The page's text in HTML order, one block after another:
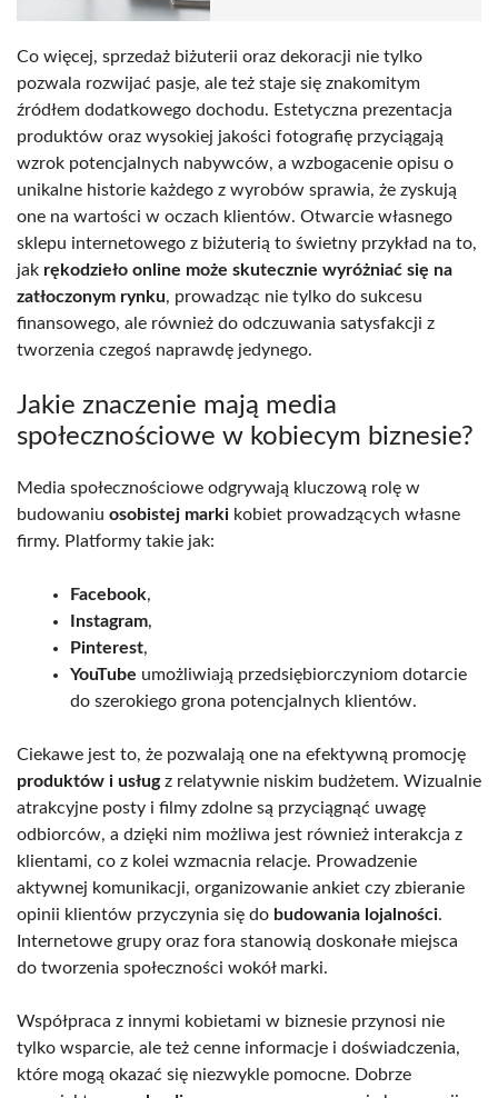
Co więcej, sprzedaż biżuterii oraz dekoracji nie tylko
pozwala rozwijać pasje, ale też staje się znakomitym
źródłem dodatkowego dochodu. Estetyczna prezentacja
produktów oraz wysokiej jakości fotografię przyciągają
wzrok potencjalnych nabywców, a wzbogacenie opisu o
unikalne historie każdego z wyrobów sprawia, że zyskują
one na wartości w oczach klientów. Otwarcie własnego
sklepu internetowego z biżuterią to świetny przykład na to,
jak rękodzieło online może skutecznie wyróżniać się na
zatłoczonym rynku, prowadząc nie tylko do sukcesu
finansowego, ale również do odczuwania satysfakcji z
tworzenia czegoś naprawdę jedynego.
Jakie znaczenie mają media
społecznościowe w kobiecym biznesie?
Media społecznościowe odgrywają kluczową rolę w
budowaniu osobistej marki kobiet prowadzących własne
firmy. Platformy takie jak:
Facebook,
Instagram,
Pinterest,
YouTube umożliwiają przedsiębiorczyniom dotarcie
do szerokiego grona potencjalnych klientów.
Ciekawe jest to, że pozwalają one na efektywną promocję
produktów i usługz relatywnie niskim budżetem. Wizualnie
atrakcyjne posty i filmy zdolne są przyciągnąć uwagę
odbiorców, a dzięki nim możliwa jest również interakcja z
klientami, co z kolei wzmacnia relacje. Prowadzenie
aktywnej komunikacji, organizowanie ankiet czy zbieranie
opinii klientów przyczynia się do budowania lojalności.
Internetowe grupy oraz fora stanowią doskonałe miejsca
do tworzenia społeczności wokół marki.
Współpraca z innymi kobietami w biznesie przynosi nie
tylko wsparcie, ale też cenne informacje i doświadczenia,
które mogą okazać się niezwykle pomocne. Dobrze